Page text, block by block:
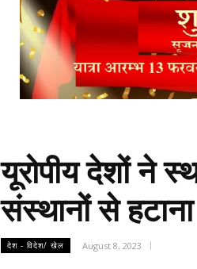
यूरोपीय देशों ने
संस्थानों से हटाना
देश - विदेश/ खेल August 8, 2023